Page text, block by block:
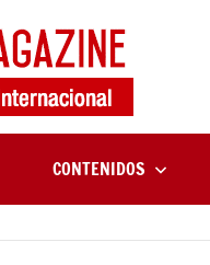
música
CONTENIDOS